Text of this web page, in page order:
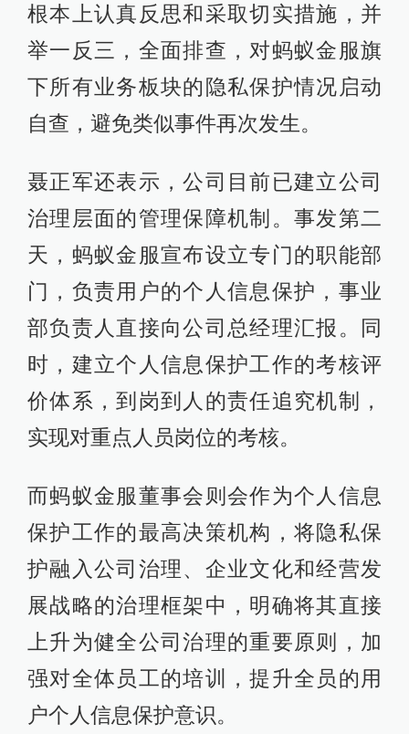
根本上认真反思和采取切实措施，并
举一反三，全面排查，对蚂蚁金服旗
下所有业务板块的隐私保护情况启动
自查，避免类似事件再次发生。
聂正军还表示，公司目前已建立公司
治理层面的管理保障机制。事发第二
天，蚂蚁金服宣布设立专门的职能部
门，负责用户的个人信息保护，事业
部负责人直接向公司总经理汇报。同
时，建立个人信息保护工作的考核评
价体系，到岗到人的责任追究机制，
实现对重点人员岗位的考核。
而蚂蚁金服董事会则会作为个人信息
保护工作的最高决策机构，将隐私保
护融入公司治理、企业文化和经营发
展战略的治理框架中，明确将其直接
上升为健全公司治理的重要原则，加
强对全体员工的培训，提升全员的用
户个人信息保护意识。